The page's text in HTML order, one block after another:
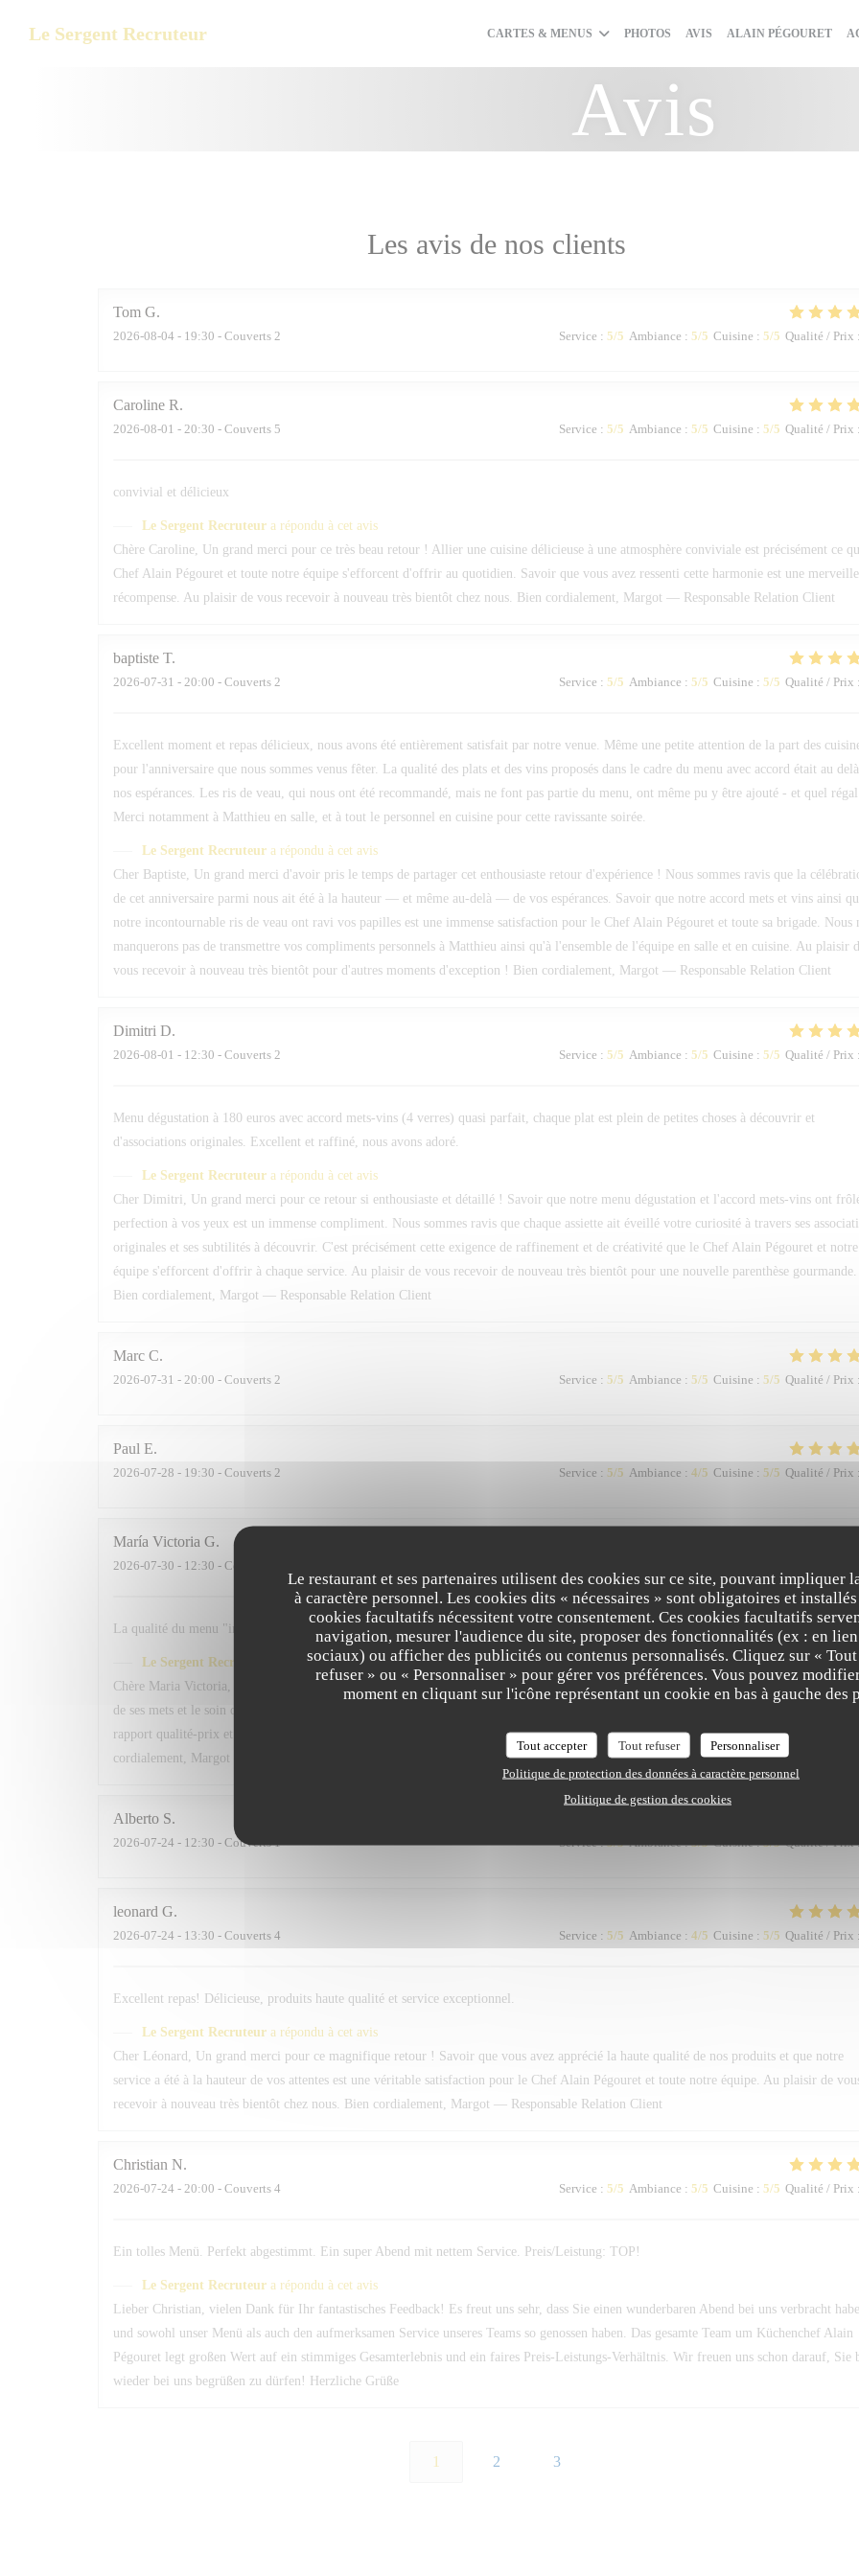
Le restaurant et ses partenaires utilisent des cookies sur ce site, pouvant impliquer
à caractère personnel. Les cookies dits « nécessaires » sont obligatoires et
cookies facultatifs nécessitent votre consentement. Ces cookies facultatifs
navigation, mesurer l'audience du site, proposer des fonctionnalités (ex : en
sociaux) ou afficher des publicités ou contenus personnalisés. Cliquez sur «
refuser » ou « Personnaliser » pour gérer vos préférences. Vous pouvez
moment en cliquant sur l'icône représentant un cookie en bas à gauche des
Tout accepter Tout refuser
Personnaliser
Politique de protection des données à caractère personnel
Politique de gestion des cookies
Le Sergent Recruteur CARTES & MENUS PHOTOS AVIS ALAIN PÉGOURET
Avis
Les avis de nos clients
Tom G
2026-08-04 - 19:30 - Couverts 2 Service : 5/5 Ambiance : 5/5 Cuisine : 5/5 Qualité / Prix :
Caroline R
2026-08-01 - 20:30 - Couverts 5 Service : 5/5 Ambiance : 5/5 Cuisine : 5/5 Qualité / Prix :
convivial et délicieux
Le Sergent Recruteur a répondu à cet avis
Chère Caroline, Un grand merci pour ce très beau retour ! Allier une cuisine délicieuse à une atmosphère conviviale est précisément ce
Chef Alain Pégouret et toute notre équipe s'efforcent d'offrir au quotidien. Savoir que vous avez ressenti cette harmonie est une
récompense. Au plaisir de vous recevoir à nouveau très bientôt chez nous. Bien cordialement, Margot — Responsable Relation Client
baptiste T
2026-07-31 - 20:00 - Couverts 2 Service : 5/5 Ambiance : 5/5 Cuisine : 5/5 Qualité / Prix :
Excellent moment et repas délicieux, nous avons été entièrement satisfait par notre venue. Même une petite attention de la part des
pour l'anniversaire que nous sommes venus fêter. La qualité des plats et des vins proposés dans le cadre du menu avec accord était au
nos espérances. Les ris de veau, qui nous ont été recommandé, mais ne font pas partie du menu, ont même pu y être ajouté - et quel
Merci notamment à Matthieu en salle, et à tout le personnel en cuisine pour cette ravissante soirée.
Le Sergent Recruteur a répondu à cet avis
Cher Baptiste, Un grand merci d'avoir pris le temps de partager cet enthousiaste retour d'expérience ! Nous sommes ravis que la
de cet anniversaire parmi nous ait été à la hauteur — et même au-delà — de vos espérances. Savoir que notre accord mets et vins ainsi
notre incontournable ris de veau ont ravi vos papilles est une immense satisfaction pour le Chef Alain Pégouret et toute sa brigade. Nous
manquerons pas de transmettre vos compliments personnels à Matthieu ainsi qu'à l'ensemble de l'équipe en salle et en cuisine. Au plaisir
vous recevoir à nouveau très bientôt pour d'autres moments d'exception ! Bien cordialement, Margot — Responsable Relation Client
Dimitri D
2026-08-01 - 12:30 - Couverts 2 Service : 5/5 Ambiance : 5/5 Cuisine : 5/5 Qualité / Prix :
Menu dégustation à 180 euros avec accord mets-vins (4 verres) quasi parfait, chaque plat est plein de petites choses à découvrir et
d'associations originales. Excellent et raffiné, nous avons adoré.
Le Sergent Recruteur a répondu à cet avis
Cher Dimitri, Un grand merci pour ce retour si enthousiaste et détaillé ! Savoir que notre menu dégustation et l'accord mets-vins ont
perfection à vos yeux est un immense compliment. Nous sommes ravis que chaque assiette ait éveillé votre curiosité à travers ses
originales et ses subtilités à découvrir. C'est précisément cette exigence de raffinement et de créativité que le Chef Alain Pégouret et notre
équipe s'efforcent d'offrir à chaque service. Au plaisir de vous recevoir de nouveau très bientôt pour une nouvelle parenthèse gourmande.
Bien cordialement, Margot — Responsable Relation Client
Marc C
2026-07-31 - 20:00 - Couverts 2 Service : 5/5 Ambiance : 5/5 Cuisine : 5/5 Qualité / Prix :
Paul E
2026-07-28 - 19:30 - Couverts 2 Service : 5/5 Ambiance : 4/5 Cuisine : 5/5 Qualité / Prix :
María Victoria G
2026-07-30 - 12:30 - Couverts 4
La qualité du menu "instant déjeuner" au regard du prix demandé, la qualité de l'accueil et du service
Le Sergent Recruteur
a répondu à cet avis
Chère Maria Victoria, Un grand merci pour ce très beau retour ! Savoir que notre formule « Instant Déjeuner » vous a séduite par la
de ses mets et le soin de son service est une formidable satisfaction pour le Chef Alain Pégouret et toute notre équipe. Nous faisons du
rapport qualité-prix et de la chaleur de l'accueil une priorité au quotidien. Au plaisir de vous recevoir à nouveau très bientôt chez nous.
cordialement, Margot — Responsable Relation Client
Alberto S
2026-07-24 - 12:30 - Couverts 1 Service: 5/5 Ambiance: 5/5 Cuisine: 5/5 Qualité / Prix
leonard G
2026-07-24 - 13:30 - Couverts 4 Service : 5/5 Ambiance : 4/5 Cuisine : 5/5 Qualité / Prix :
Excellent repas! Délicieuse, produits haute qualité et service exceptionnel.
Le Sergent Recruteur a répondu à cet avis
Cher Léonard, Un grand merci pour ce magnifique retour ! Savoir que vous avez apprécié la haute qualité de nos produits et que notre
service a été à la hauteur de vos attentes est une véritable satisfaction pour le Chef Alain Pégouret et toute notre équipe. Au plaisir de
recevoir à nouveau très bientôt chez nous. Bien cordialement, Margot — Responsable Relation Client
Christian N
2026-07-24 - 20:00 - Couverts 4 Service : 5/5 Ambiance : 5/5 Cuisine : 5/5 Qualité / Prix :
Ein tolles Menü. Perfekt abgestimmt. Ein super Abend mit nettem Service. Preis/Leistung: TOP!
Le Sergent Recruteur a répondu à cet avis
Lieber Christian, vielen Dank für Ihr fantastisches Feedback! Es freut uns sehr, dass Sie einen wunderbaren Abend bei uns verbracht
und sowohl unser Menü als auch den aufmerksamen Service unseres Teams so genossen haben. Das gesamte Team um Küchenchef Alain
Pégouret legt großen Wert auf ein stimmiges Gesamterlebnis und ein faires Preis-Leistungs-Verhältnis. Wir freuen uns schon darauf, Sie
wieder bei uns begrüßen zu dürfen! Herzliche Grüße
1 2 3